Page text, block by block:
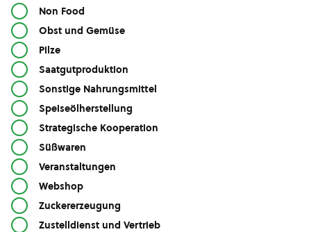
Non Food
Obst und Gemüse
Pilze
Saatgutproduktion
Sonstige Nahrungsmittel
Speiseölherstellung
Strategische Kooperation
Süßwaren
Veranstaltungen
Webshop
Zuckererzeugung
Zustelldienst und Vertrieb